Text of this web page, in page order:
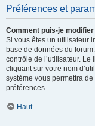
Préférences et
Comment puis-je
Si vous êtes un utilisateur
base de données du
contrôle de l’utilisateur.
cliquant sur votre nom
système vous permettra
préférences.
Haut